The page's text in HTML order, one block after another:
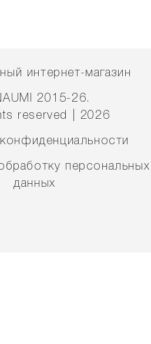
интернет-магазин
2015-26.
reserved | 2026
конфиденциальности
персональных
данных